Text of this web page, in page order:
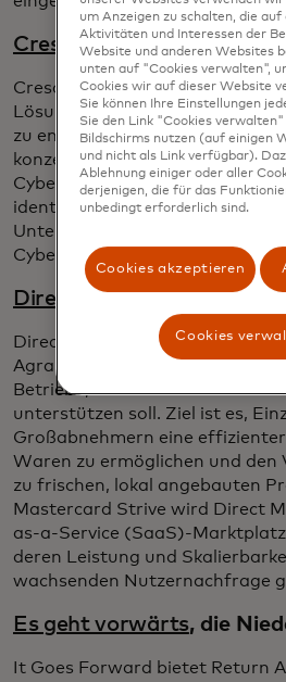
Cresco Cybersecurity,
Cresco Cybersecurity zielt
Lösung für Penetrationstests
zu entwickeln. Das Programm
konzentriert sich auf die
Cybersicherheitsdienste, um
identifizieren und zu beheben,
Unternehmen spezifisch sind,
Cyberbedrohungen zu
Direct Market, Frankreich
Direct Market ist ein digitaler
Agrarunternehmen,
Betriebe, bei der lokalen
unterstützen soll. Ziel ist es,
Großabnehmern eine
Waren zu ermöglichen und den
zu frischen, lokal angebauten
Mastercard Strive wird Direct
as-a-Service (SaaS)-
deren Leistung und
wachsenden Nutzernachfrage
Es geht vorwärts, die
It Goes Forward bietet Return
um Anzeigen zu schalten, die
Aktivitäten und Interessen der
Website und anderen Websites
unten auf "Cookies verwalten",
Cookies wir auf dieser Website
Sie können Ihre Einstellungen
Sie den Link "Cookies
Bildschirms nutzen (auf einigen
und nicht als Link verfügbar).
Ablehnung einiger oder aller
derjenigen, die für das
unbedingt erforderlich sind.
Cookies akzeptieren
Cookies